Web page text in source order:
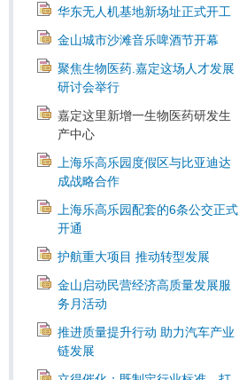
华东无人机基地新场址正式开工
金山城市沙滩音乐啤酒节开幕
聚焦生物医药.嘉定这场人才发展
研讨会举行
嘉定这里新增一生物医药研发生
产中心
上海乐高乐园度假区与比亚迪达
成战略合作
上海乐高乐园配套的6条公交正式
开通
护航重大项目 推动转型发展
金山启动民营经济高质量发展服
务月活动
推进质量提升行动 助力汽车产业
链发展